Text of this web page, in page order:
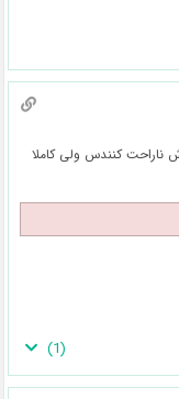
کنندس ولی کاملا
(
1
)